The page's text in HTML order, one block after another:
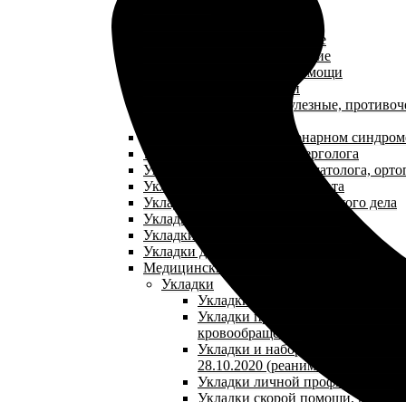
Укладки травматологические
Укладки эпидемиологические
Укладки паллиативной помощи
Аптечки первой помощи
Укладки противопедикулезные,
Укладки при остром коронарном
Укладки для кабинета аллерголога
Укладки для кабинета травматолога,
Укладки для кабинета терапевта
Укладки для кабинета сестринского дела
Укладки для кабинета педиатра
Укладки для кабинета гепатолога
Укладки для кабинета косметолога
Медицинские сумки
Укладки
Укладки при желудочно-
Укладки при нарушении
кровообращения
Укладки и наборы по приказу
28.10.2020 (реанимационная
Укладки личной профилактики
Укладки скорой помощи, врача